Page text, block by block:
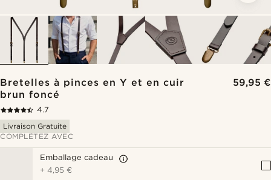
Bretelles à pinces en Y et en cuir
brun foncé
59,95 €
4.7
Livraison Gratuite
COMPLÉTEZ AVEC
Emballage cadeau
+4,95 €